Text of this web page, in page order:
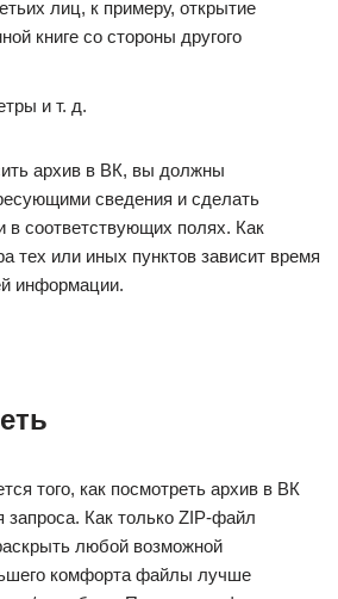
лиц, к примеру, открытие
книге со стороны другого
и т. д.
архив в ВК, вы должны
сведения и сделать
в соответствующих полях. Как
тех или иных пунктов зависит время
информации.
того, как посмотреть архив в ВК
запроса. Как только ZIP-файл
любой возможной
комфорта файлы лучше